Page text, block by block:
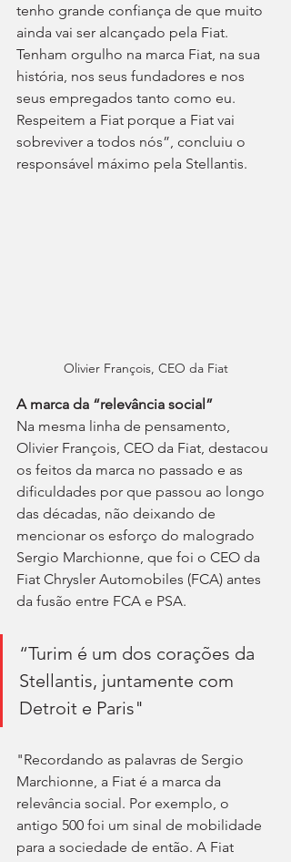
tenho grande confiança de que muito
ainda vai ser alcançado pela Fiat.
Tenham orgulho na marca Fiat, na sua
história, nos seus fundadores e nos
seus empregados tanto como eu.
Respeitem a Fiat porque a Fiat vai
sobreviver a todos nós”, concluiu o
responsável máximo pela Stellantis.
Olivier François, CEO da Fiat
A marca da “relevância social”
Na mesma linha de pensamento,
Olivier François, CEO da Fiat, destacou
os feitos da marca no passado e as
dificuldades por que passou ao longo
das décadas, não deixando de
mencionar os esforço do malogrado
Sergio Marchionne, que foi o CEO da
Fiat Chrysler Automobiles (FCA) antes
da fusão entre FCA e PSA.
“Turim é um dos corações da
Stellantis, juntamente com
Detroit e Paris"
"Recordando as palavras de Sergio
Marchionne, a Fiat é a marca da
relevância social. Por exemplo, o
antigo 500 foi um sinal de mobilidade
para a sociedade de então. A Fiat